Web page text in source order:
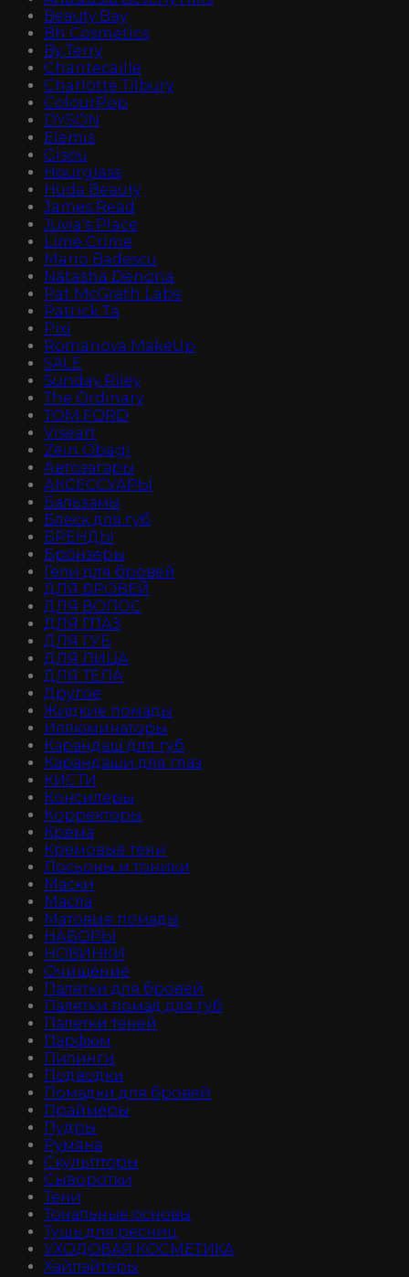
Beauty Bay
Bh Cosmetics
By Terry
Chantecaille
Charlotte Tilbury
ColourPop
DYSON
Elemis
Gisou
Hourglass
Huda Beauty
James Read
Juvia's Place
Lime Crime
Mario Badescu
Natasha Denona
Pat McGrath Labs
Patrick Ta
Pixi
Romanova MakeUp
SALE
Sunday Riley
The Ordinary
TOM FORD
Viseart
Zein Obagi
Автозагары
АКСЕССУАРЫ
Бальзамы
Блеск для губ
БРЕНДЫ
Бронзеры
Гели для бровей
ДЛЯ БРОВЕЙ
ДЛЯ ВОЛОС
ДЛЯ ГЛАЗ
ДЛЯ ГУБ
ДЛЯ ЛИЦА
ДЛЯ ТЕЛА
Другое
Жидкие помады
Иллюминаторы
Карандаш для губ
Карандаши для глаз
КИСТИ
Консилеры
Корректоры
Крема
Кремовые тени
Лосьоны и тоники
Маски
Масла
Матовые помады
НАБОРЫ
НОВИНКИ
Очищение
Палетки для бровей
Палетки помад для губ
Палетки теней
Парфюм
Пилинги
Подводки
Помадки для бровей
Праймеры
Пудры
Румяна
Скульпторы
Сыворотки
Тени
Тональные основы
Тушь для ресниц
УХОДОВАЯ КОСМЕТИКА
Хайлайтеры